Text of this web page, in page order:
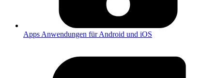
Apps Anwendungen für Android und iOS